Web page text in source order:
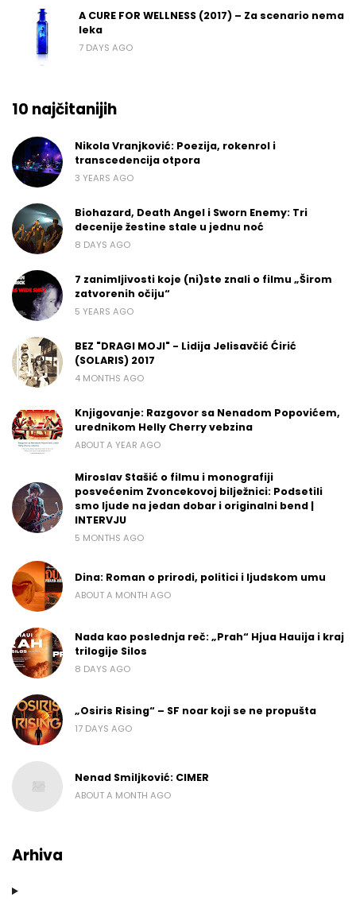
A CURE FOR WELLNESS (2017) – Za scenario nema
leka
7 DAYS AGO
10 najčitanijih
Nikola Vranjković: Poezija, rokenrol i
transcedencija otpora
3 YEARS AGO
Biohazard, Death Angel i Sworn Enemy: Tri
decenije žestine stale u jednu noć
8 DAYS AGO
7 zanimljivosti koje (ni)ste znali o filmu „Širom
zatvorenih očiju“
5 YEARS AGO
BEZ "DRAGI MOJI" - Lidija Jelisavčić Ćirić
(SOLARIS) 2017
4 MONTHS AGO
Knjigovanje: Razgovor sa Nenadom Popovićem,
urednikom Helly Cherry vebzina
ABOUT A YEAR AGO
Miroslav Stašić o filmu i monografiji
posvećenim Zvoncekovoj bilježnici: Podsetili
smo ljude na jedan dobar i originalni bend |
INTERVJU
5 MONTHS AGO
Dina: Roman o prirodi, politici i ljudskom umu
ABOUT A MONTH AGO
Nada kao poslednja reč: „Prah“ Hjua Hauija i kraj
trilogije Silos
8 DAYS AGO
„Osiris Rising“ – SF noar koji se ne propušta
17 DAYS AGO
Nenad Smiljković: CIMER
ABOUT A MONTH AGO
Arhiva